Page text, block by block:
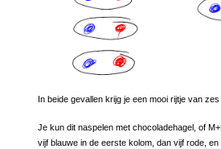
In beide gevallen krijg je een mooi rijtje van
Je kun dit naspelen met chocoladehagel, of
vijf blauwe in de eerste kolom, dan vijf rode,